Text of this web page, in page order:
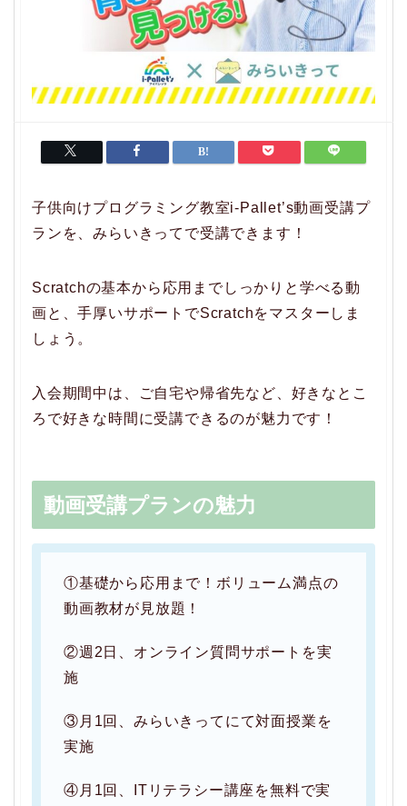
子供向けプログラミング教室i-Pallet’s動画受講プ
ランを、みらいきってで受講できます！
Scratchの基本から応用までしっかりと学べる動
画と、手厚いサポートでScratchをマスターしま
しょう。
入会期間中は、ご自宅や帰省先など、好きなとこ
ろで好きな時間に受講できるのが魅力です！
動画受講プランの魅力
①基礎から応用まで！ボリューム満点の
動画教材が見放題！
②週2日、オンライン質問サポートを実
施
③月1回、みらいきってにて対面授業を
実施
④月1回、ITリテラシー講座を無料で実